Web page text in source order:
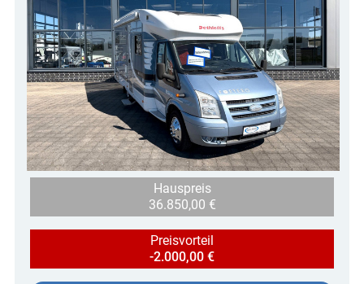
Hauspreis
36.850,00 €
Preisvorteil
-2.000,00 €